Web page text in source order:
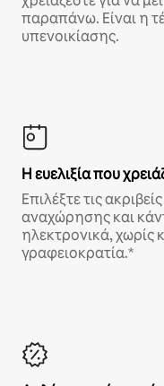
παραπάνω. Είναι η
υπενοικίασης.
Η ευελιξία που
Επιλέξτε τις
αναχώρησης και
ηλεκτρονικά, χωρίς
γραφειοκρατία.*